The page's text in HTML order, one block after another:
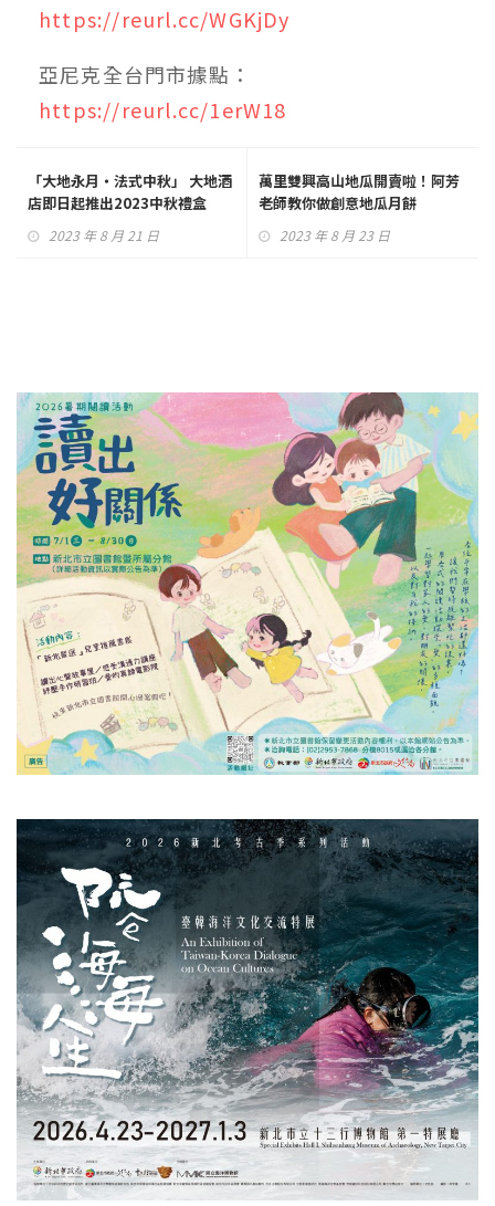
https://reurl.cc/WGKjDy
亞尼克全台門市據點：
https://reurl.cc/1erW18
「大地永月‧法式中秋」 大地酒
店即日起推出2023中秋禮盒
2023 年 8 月 21 日
萬里雙興高山地瓜開賣啦！阿芳
老師教你做創意地瓜月餅
2023 年 8 月 23 日